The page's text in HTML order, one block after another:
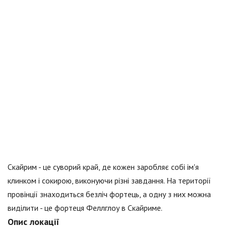
Скайрим - це суворий край, де кожен заробляє собі ім'я
клинком і сокирою, виконуючи різні завдання. На території
провінції знаходиться безліч фортець, а одну з них можна
виділити - це фортеця Феллглоу в Скайриме.
Опис локації